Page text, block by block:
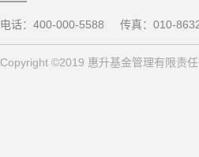
电话：400-000-5588 传真：010-
Copyright ©2019 惠升基金管理有限责